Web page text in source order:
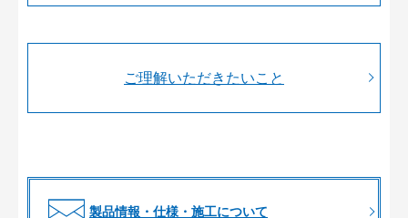
ご理解いただきたいこと
製品情報・仕様・施工について